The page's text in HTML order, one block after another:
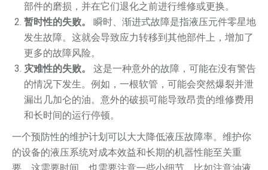
部件的磨损，并在它们退化之前进行维修或更换。
暂时性的失败。
瞬时、渐进式故障是指液压元件零星地
发生故障。这就会导致应力转移到其他部件上，增加了
更多的故障风险。
灾难性的失败。
这是一种意外的故障，可能在没有警告
的情况下发生。例如，一根软管，可能会突然爆裂并泄
漏出几加仑的油。意外的破损可能导致昂贵的维修费用
和长时间的运行停顿。
一个预防性的维护计划可以大大降低液压故障率。维护你
的设备的液压系统对成本效益和长期的机器性能至关重